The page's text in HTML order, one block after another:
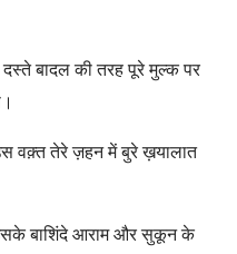
बादल की तरह पूरे मुल्क पर
वक़्त तेरे ज़हन में बुरे ख़यालात
बाशिंदे आराम और सुकून के